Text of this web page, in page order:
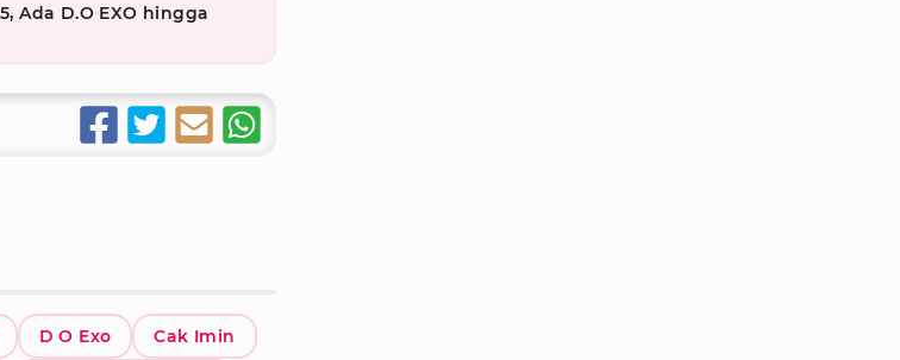
Ada D.O EXO hingga
D O Exo Cak Imin